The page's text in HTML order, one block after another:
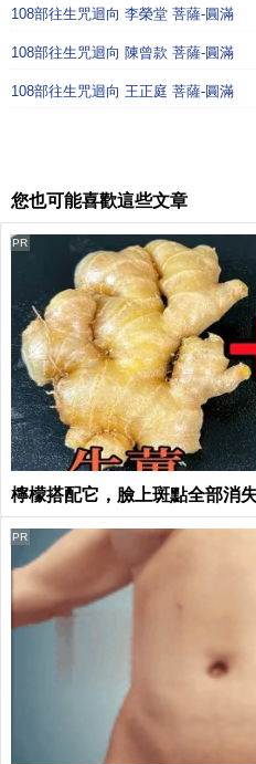
108部往生咒迴向 李榮堂 菩薩-圓滿
108部往生咒迴向 陳曾款 菩薩-圓滿
108部往生咒迴向 王正庭 菩薩-圓滿
您也可能喜歡這些文章
檸檬搭配它，臉上斑點全部消
PR
PR